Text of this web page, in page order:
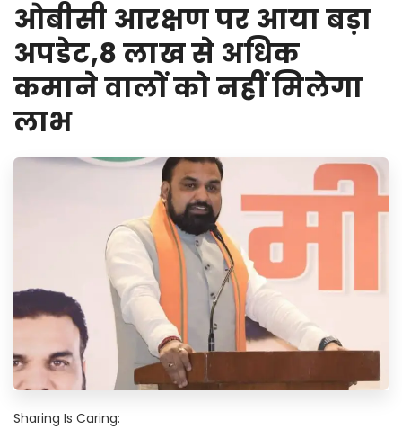
ओबीसी आरक्षण पर आया बड़ा
अपडेट,8 लाख से अधिक
कमाने वालों को नहीं मिलेगा
लाभ
Sharing Is Caring: